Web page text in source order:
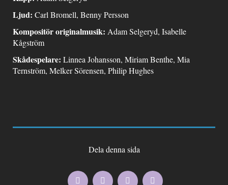
Ljud: Carl Bromell, Benny Persson
Kompositör originalmusik: Adam Selgeryd, Isabelle
Kågström
Skådespelare: Linnea Johansson, Miriam Benthe, Mia
Ternström, Melker Sörensen, Philip Hughes
Dela denna sida